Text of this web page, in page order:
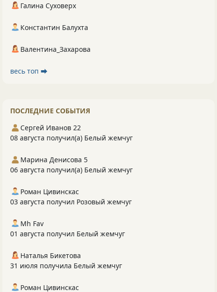
Галина Суховерх
Константин Балухта
Валентина_Захарова
весь топ ⮕
ПОСЛЕДНИЕ СОБЫТИЯ
Сергей Иванов 22
08 августа получил(а) Белый жемчуг
Марина Денисова 5
06 августа получил(а) Белый жемчуг
Роман Цивинскас
03 августа получил Розовый жемчуг
Mh Fav
01 августа получил Белый жемчуг
Наталья Бикетова
31 июля получила Белый жемчуг
Роман Цивинскас